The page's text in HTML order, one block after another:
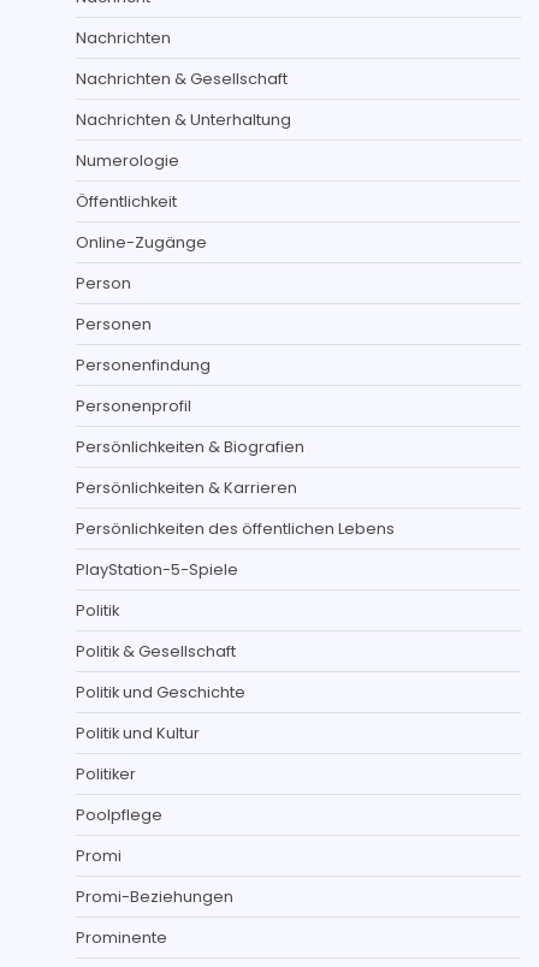
Nachrichten
Nachrichten & Gesellschaft
Nachrichten & Unterhaltung
Numerologie
Öffentlichkeit
Online-Zugänge
Person
Personen
Personenfindung
Personenprofil
Persönlichkeiten & Biografien
Persönlichkeiten & Karrieren
Persönlichkeiten des öffentlichen Lebens
PlayStation-5-Spiele
Politik
Politik & Gesellschaft
Politik und Geschichte
Politik und Kultur
Politiker
Poolpflege
Promi
Promi-Beziehungen
Prominente